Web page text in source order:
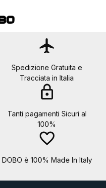
flight
Spedizione Gratuita e
Tracciata in Italia
lock
Tanti pagamenti Sicuri al
100%
favorite_border
DOBO è 100% Made In Italy